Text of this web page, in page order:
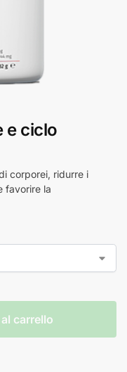
e ciclo
corporei, ridurre i
favorire la
carrello